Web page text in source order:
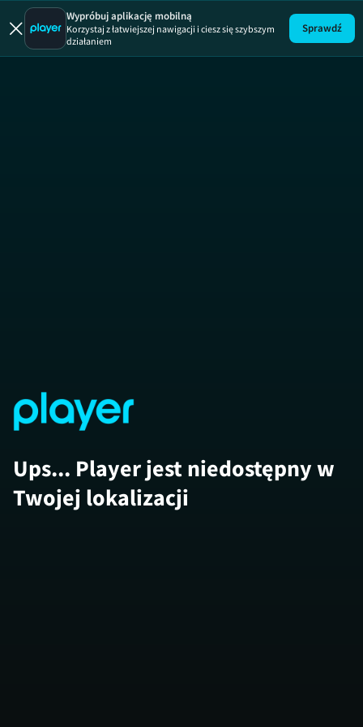
Wypróbuj aplikację mobilną
Korzystaj z łatwiejszej nawigacji i ciesz się szybszym
działaniem
Sprawdź
Ups... Player jest niedostępny w
Twojej lokalizacji